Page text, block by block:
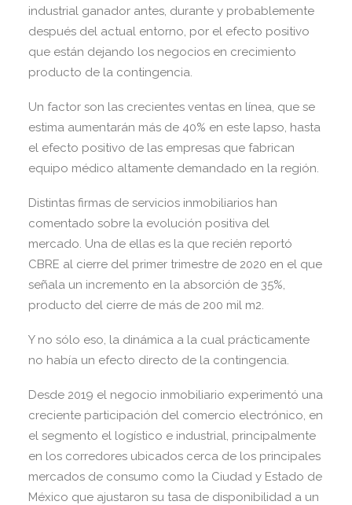
industrial ganador antes, durante y probablemente
después del actual entorno, por el efecto positivo
que están dejando los negocios en crecimiento
producto de la contingencia.
Un factor son las crecientes ventas en línea, que se
estima aumentarán más de 40% en este lapso, hasta
el efecto positivo de las empresas que fabrican
equipo médico altamente demandado en la región.
Distintas firmas de servicios inmobiliarios han
comentado sobre la evolución positiva del
mercado. Una de ellas es la que recién reportó
CBRE al cierre del primer trimestre de 2020 en el que
señala un incremento en la absorción de 35%,
producto del cierre de más de 200 mil m2.
Y no sólo eso, la dinámica a la cual prácticamente
no había un efecto directo de la contingencia.
Desde 2019 el negocio inmobiliario experimentó una
creciente participación del comercio electrónico, en
el segmento el logístico e industrial, principalmente
en los corredores ubicados cerca de los principales
mercados de consumo como la Ciudad y Estado de
México que ajustaron su tasa de disponibilidad a un